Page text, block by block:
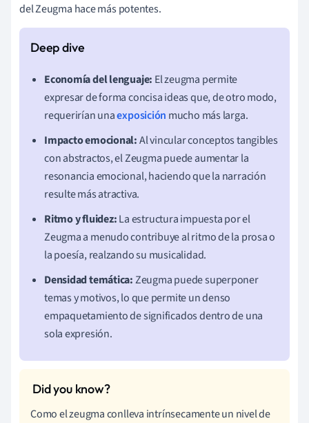
del Zeugma hace más potentes.
Economía del lenguaje: El zeugma permite
expresar de forma concisa ideas que, de otro modo,
requerirían unaexposición mucho más larga.
Impacto emocional:Al vincular conceptos tangibles
con abstractos, el Zeugma puede aumentar la
resonancia emocional, haciendo que la narración
resulte más atractiva.
Ritmo y fluidez:La estructura impuesta por el
Zeugma a menudo contribuye al ritmo de la prosa o
la poesía, realzando su musicalidad.
Densidad temática:Zeugma puede superponer
temas y motivos, lo que permite un denso
empaquetamiento de significados dentro de una
sola expresión.
Como el zeugma conlleva intrínsecamente un nivel de